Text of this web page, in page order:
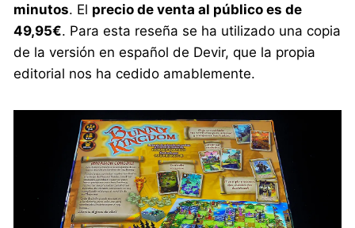
minutos. El precio de venta al público es de
49,95€. Para esta reseña se ha utilizado una copia
de la versión en español de Devir, que la propia
editorial nos ha cedido amablemente.